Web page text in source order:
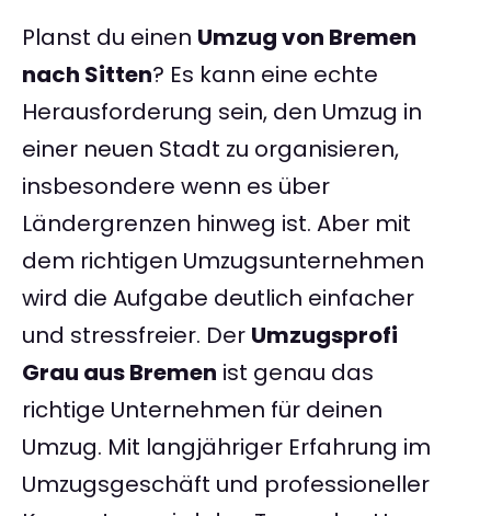
Planst du einen Umzug von Bremen
nach Sitten? Es kann eine echte
Herausforderung sein, den Umzug in
einer neuen Stadt zu organisieren,
insbesondere wenn es über
Ländergrenzen hinweg ist. Aber mit
dem richtigen Umzugsunternehmen
wird die Aufgabe deutlich einfacher
und stressfreier. Der Umzugsprofi
Grau aus Bremen ist genau das
richtige Unternehmen für deinen
Umzug. Mit langjähriger Erfahrung im
Umzugsgeschäft und professioneller